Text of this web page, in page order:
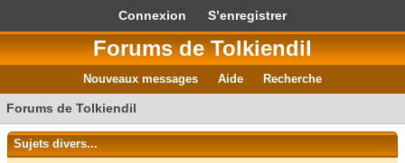
Connexion S’enregistrer
Forums de Tolkiendil
Nouveaux messages Aide Recherche
Forums de Tolkiendil
Sujets divers...